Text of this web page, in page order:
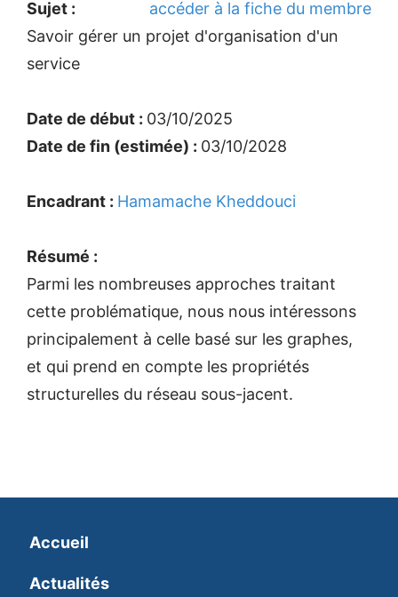
accéder à la fiche du membre
Sujet :
Savoir gérer un projet d'organisation d'un
service
Date de début : 03/10/2025
Date de fin (estimée) : 03/10/2028
Encadrant : Hamamache Kheddouci
Résumé :
Parmi les nombreuses approches traitant
cette problématique, nous nous intéressons
principalement à celle basé sur les graphes,
et qui prend en compte les propriétés
structurelles du réseau sous-jacent.
Accueil
Actualités